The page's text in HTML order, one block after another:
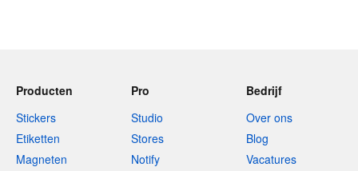
Producten
Stickers
Etiketten
Magneten
Pro
Studio
Stores
Notify
Bedrijf
Over ons
Blog
Vacatures